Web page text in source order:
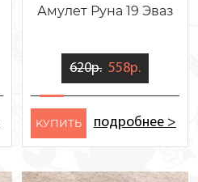
Амулет Руна 19 Эваз
620р. 558р.
KУПИТЬ подробнее >